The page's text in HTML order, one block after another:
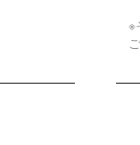
※
ご